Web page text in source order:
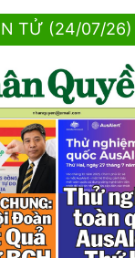
TỬ (24/07/26)